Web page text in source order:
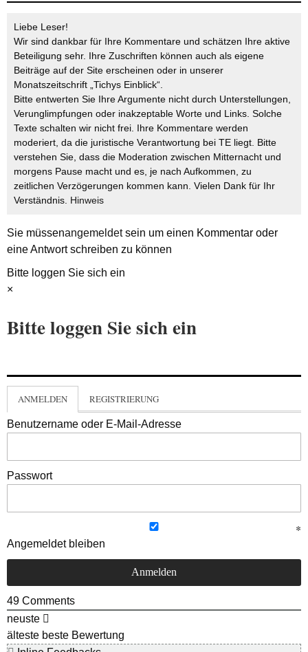
Liebe Leser!
Wir sind dankbar für Ihre Kommentare und schätzen Ihre aktive
Beteiligung sehr. Ihre Zuschriften können auch als eigene
Beiträge auf der Site erscheinen oder in unserer
Monatszeitschrift „Tichys Einblick“.
Bitte entwerten Sie Ihre Argumente nicht durch Unterstellungen,
Verunglimpfungen oder inakzeptable Worte und Links. Solche
Texte schalten wir nicht frei. Ihre Kommentare werden
moderiert, da die juristische Verantwortung bei TE liegt. Bitte
verstehen Sie, dass die Moderation zwischen Mitternacht und
morgens Pause macht und es, je nach Aufkommen, zu
zeitlichen Verzögerungen kommen kann. Vielen Dank für Ihr
Verständnis. Hinweis
Sie müssenangemeldetsein um einen Kommentar oder
eine Antwort schreiben zu können
Bitte loggen Sie sich ein
×
Bitte loggen Sie sich ein
ANMELDEN REGISTRIERUNG
Benutzername oder E-Mail-Adresse
Passwort
Angemeldet bleiben
49 Comments
neuste
älteste beste Bewertung